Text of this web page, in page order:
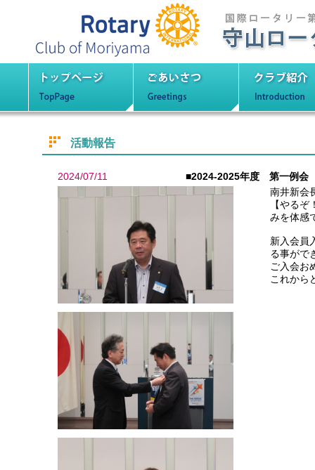
守山ロータリーク
活動報告
2024/07/11
■2024-2025年度 第一例会
南井新会
【やる
みを体感
新入会員
る事がで
ご入会お
これから